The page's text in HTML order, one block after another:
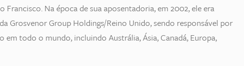
Na época de sua aposentadoria, em 2002, ele era
Grosvenor Group Holdings/Reino Unido, sendo responsável por
todo o mundo, incluindo Austrália, Ásia, Canadá, Europa,